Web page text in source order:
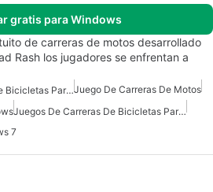
gratis para Windows
de carreras de motos desarrollado
Rash los jugadores se enfrentan a
Juegos De Carreras De Bicicletas Para Windows 7Juego De Carreras De Motos
Juegos De Carreras De Bicicletas Para Windows
7